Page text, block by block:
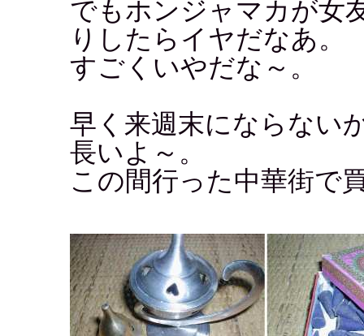
でもホンジャマカが女
りしたらイヤだなあ。
すごくいやだな～。
早く来週末にならない
長いよ～。
この間行った中華街で